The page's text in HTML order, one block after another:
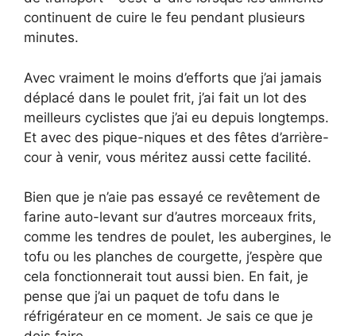
continuent de cuire le feu pendant plusieurs
minutes.
Avec vraiment le moins d’efforts que j’ai jamais
déplacé dans le poulet frit, j’ai fait un lot des
meilleurs cyclistes que j’ai eu depuis longtemps.
Et avec des pique-niques et des fêtes d’arrière-
cour à venir, vous méritez aussi cette facilité.
Bien que je n’aie pas essayé ce revêtement de
farine auto-levant sur d’autres morceaux frits,
comme les tendres de poulet, les aubergines, le
tofu ou les planches de courgette, j’espère que
cela fonctionnerait tout aussi bien. En fait, je
pense que j’ai un paquet de tofu dans le
réfrigérateur en ce moment. Je sais ce que je